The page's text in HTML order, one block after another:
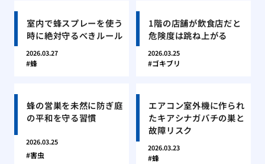
室内で蜂スプレーを使う
時に絶対守るべきルール
2026.03.27
蜂
1階の店舗が飲食店だと
危険度は跳ね上がる
2026.03.25
ゴキブリ
蜂の営巣を未然に防ぎ庭
の平和を守る習慣
2026.03.25
害虫
エアコン室外機に作られ
たキアシナガバチの巣と
故障リスク
2026.03.23
蜂